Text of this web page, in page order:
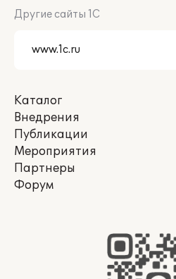
Другие сайты 1С
Каталог
Внедрения
Публикации
Мероприятия
Партнеры
Форум